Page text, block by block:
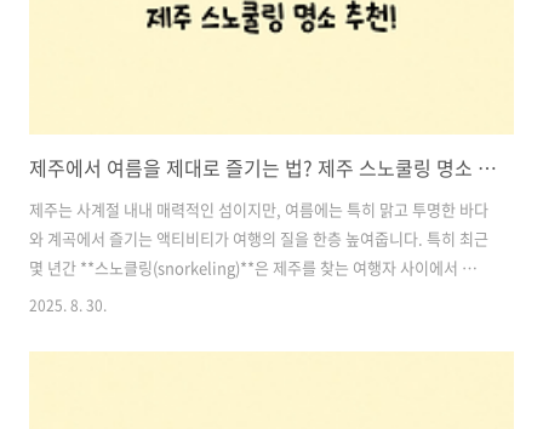
제주에서 여름을 제대로 즐기는 법? 제주 스노쿨링 명소 추천!
제주는 사계절 내내 매력적인 섬이지만, 여름에는 특히 맑고 투명한 바다
와 계곡에서 즐기는 액티비티가 여행의 질을 한층 높여줍니다. 특히 최근
몇 년간 **스노클링(snorkeling)**은 제주를 찾는 여행자 사이에서 인
기 급상승 중인 여름 액티비티 중 하나입니다. 장비만 간단히 준비하면
랑받고 있죠.이번 글에서는 에메랄드빛 제주 바다와 비밀스러운 계곡에
2025. 8. 30.